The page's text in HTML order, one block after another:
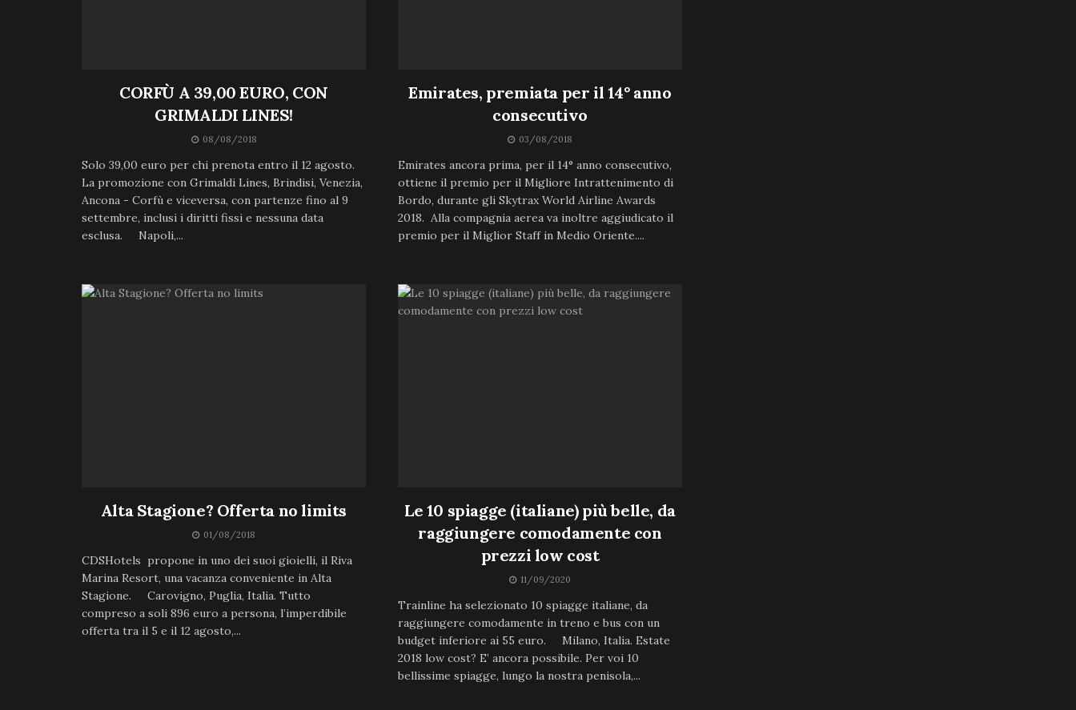
CORFÙ A 39,00 EURO, CON
GRIMALDI LINES!
08/08/2018
Solo 39,00 euro per chi prenota entro il 12 agosto.
La promozione con Grimaldi Lines, Brindisi, Venezia,
Ancona - Corfù e viceversa, con partenze fino al 9
settembre, inclusi i diritti fissi e nessuna data
esclusa. Napoli,...
Emirates, premiata per il 14° anno
consecutivo
03/08/2018
Emirates ancora prima, per il 14° anno consecutivo,
ottiene il premio per il Migliore Intrattenimento di
Bordo, durante gli Skytrax World Airline Awards
2018. Alla compagnia aerea va inoltre aggiudicato il
premio per il Miglior Staff in Medio Oriente....
Alta Stagione? Offerta no limits
01/08/2018
CDSHotels propone in uno dei suoi gioielli, il Riva
Marina Resort, una vacanza conveniente in Alta
Stagione. Carovigno, Puglia, Italia. Tutto
compreso a soli 896 euro a persona, l’imperdibile
offerta tra il 5 e il 12 agosto,...
Le 10 spiagge (italiane) più belle, da
raggiungere comodamente con
prezzi low cost
11/09/2020
Trainline ha selezionato 10 spiagge italiane, da
raggiungere comodamente in treno e bus con un
budget inferiore ai 55 euro. Milano, Italia. Estate
2018 low cost? E’ ancora possibile. Per voi 10
bellissime spiagge, lungo la nostra penisola,...